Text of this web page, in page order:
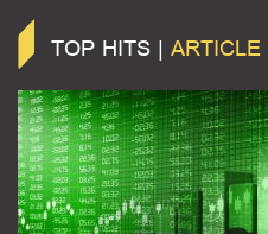
TOP HITS | ARTICLE